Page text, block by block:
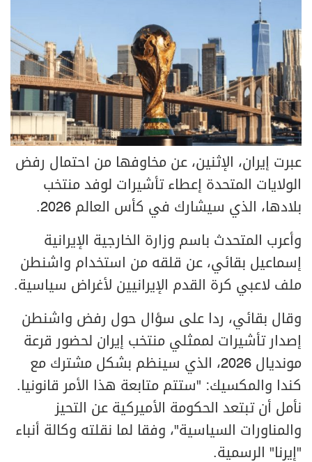
عبرت إيران، الإثنين، عن مخاوفها من احتمال رفض
الولايات المتحدة إعطاء تأشيرات لوفد منتخب
بلادها، الذي سيشارك في كأس العالم 2026.
وأعرب المتحدث باسم وزارة الخارجية الإيرانية
إسماعيل بقائي، عن قلقه من استخدام واشنطن
ملف لاعبي كرة القدم الإيرانيين لأغراض سياسية.
وقال بقائي، ردا على سؤال حول رفض واشنطن
إصدار تأشيرات لممثلي منتخب إيران لحضور قرعة
مونديال 2026، الذي سينظم بشكل مشترك مع
كندا والمكسيك: "ستتم متابعة هذا الأمر قانونيا.
نأمل أن تبتعد الحكومة الأميركية عن التحيز
والمناورات السياسية"، وفقا لما نقلته وكالة أنباء
"إيرنا" الرسمية.